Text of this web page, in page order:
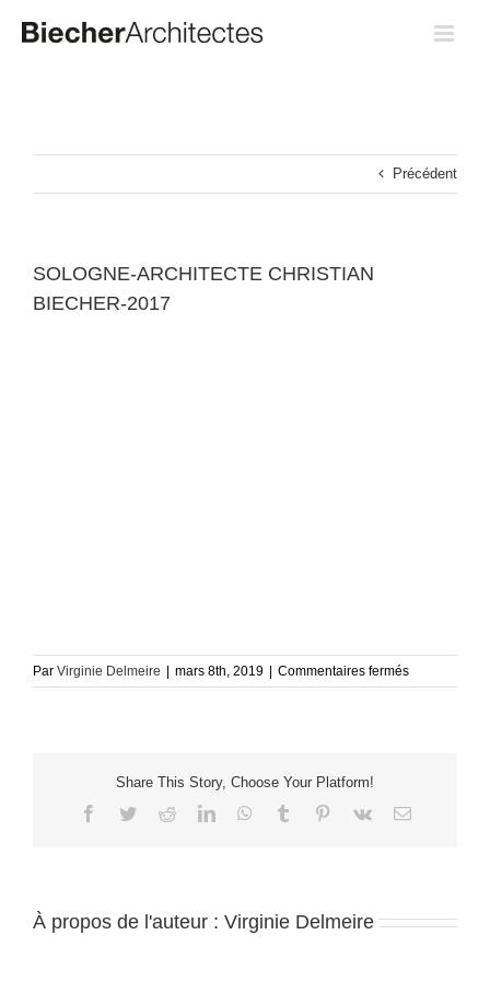
Précédent
SOLOGNE-ARCHITECTE CHRISTIAN
BIECHER-2017
Par Virginie Delmeire | mars 8th, 2019 | Commentaires ferméssur
SOLOGNE-
Share This Story, Choose Your Platform!
Facebook
TwitterRedditLinkedInWhatsApp
Tumblr Pinterest
Vk Email
À propos de l'auteur : Virginie Delmeire